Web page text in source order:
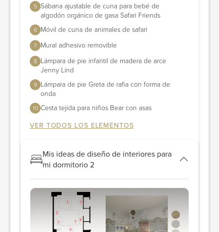
5 Sábana ajustable de cuna para bebé de
algodón orgánico de gasa Safari Friends
6 Móvil de cuna de animales de safari
7 Mural adhesivo removible
8 Lámpara de pie infantil de madera de arce
Jenny Lind
9 Lámpara de pie Greta de rafia con forma de
onda
10 Cesta tejida para niños Bear con asas
VER TODOS LOS ELEMENTOS
Mis ideas de diseño de interiores para
mi dormitorio 2